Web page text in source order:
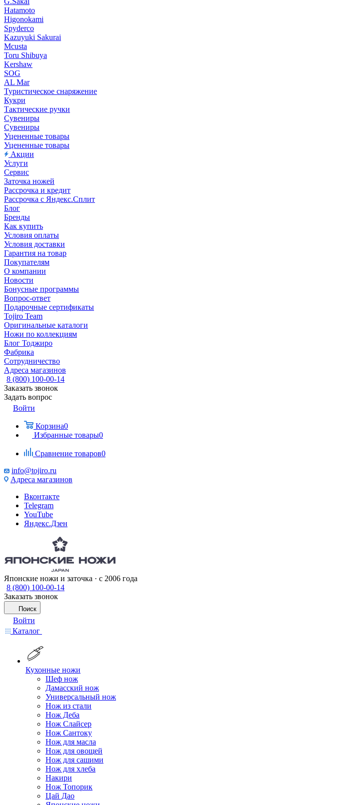
Hatamoto
Higonokami
Spyderco
Kazuyuki Sakurai
Mcusta
Toru Shibuya
Kershaw
SOG
AL Mar
Туристическое снаряжение
Кукри
Тактические ручки
Сувениры
Сувениры
Уцененные товары
Уцененные товары
Акции
Услуги
Сервис
Заточка ножей
Рассрочка и кредит
Рассрочка с Яндекс.Сплит
Блог
Бренды
Как купить
Условия оплаты
Условия доставки
Гарантия на товар
Покупателям
О компании
Новости
Бонусные программы
Вопрос-ответ
Подарочные сертификаты
Tojiro Team
Оригинальные каталоги
Ножи по коллекциям
Блог Тоджиро
Фабрика
Сотрудничество
Адреса магазинов
8 (800) 100-00-14
Заказать звонок
Задать вопрос
Войти
Корзина0
Избранные товары0
Сравнение товаров0
info@tojiro.ru
Адреса магазинов
Вконтакте
Telegram
YouTube
Яндекс.Дзен
Японские ножи и заточка · с 2006 года
8 (800) 100-00-14
Заказать звонок
Поиск
Войти
Каталог
Кухонные ножи
Шеф нож
Дамасский нож
Универсальный нож
Нож из стали
Нож Деба
Нож Слайсер
Нож Сантоку
Нож для масла
Нож для овощей
Нож для сашими
Нож для хлеба
Накири
Нож Топорик
Цай Дао